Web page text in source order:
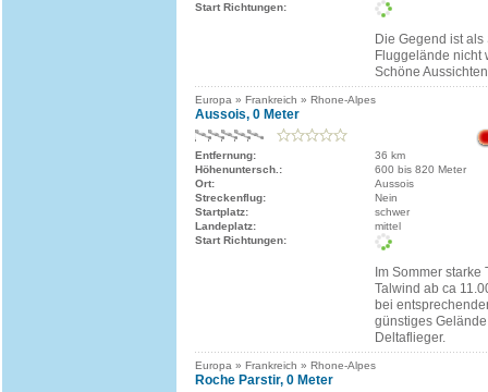
Start Richtungen:
Die Gegend ist
Fluggelände nicht
Schöne
Europa » Frankreich » Rhone-Alpes
Aussois, 0 Meter
Entfernung:
36 km
Höhenuntersch.:
600 bis 820 Meter
Ort:
Aussois
Streckenflug:
Nein
Startplatz:
schwer
Landeplatz:
mittel
Start Richtungen:
Im Sommer starke
Talwind ab ca
bei
günstiges
Deltaflieger.
Europa » Frankreich » Rhone-Alpes
Roche Parstir, 0 Meter